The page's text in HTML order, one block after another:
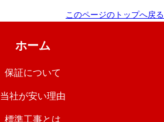
このページのトップへ戻る
ホーム
保証について
当社が安い理由
標準工事とは